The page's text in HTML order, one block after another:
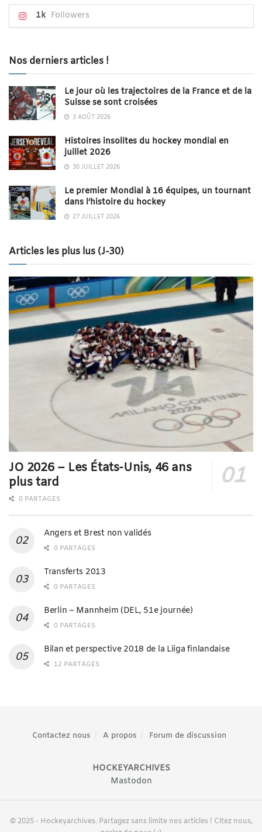
1k Followers
Nos derniers articles !
Le jour où les trajectoires de la France et de la
Suisse se sont croisées
3 AOÛT 2026
Histoires insolites du hockey mondial en
juillet 2026
30 JUILLET 2026
Le premier Mondial à 16 équipes, un tournant
dans l’histoire du hockey
27 JUILLET 2026
Articles les plus lus (J-30)
JO 2026 – Les États-Unis, 46 ans
plus tard
0 PARTAGES
Angers et Brest non validés
0 PARTAGES
Transferts 2013
0 PARTAGES
Berlin – Mannheim (DEL, 51e journée)
0 PARTAGES
Bilan et perspective 2018 de la Liiga finlandaise
12 PARTAGES
Contactez nous A propos Forum de discussion
HOCKEYARCHIVES
Mastodon
© 2025 - Hockeyarchives. Partagez sans limite nos articles ! Citez nous,